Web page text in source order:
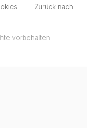
Zurück nach
vorbehalten